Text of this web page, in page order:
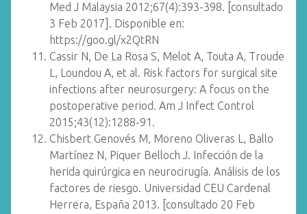
Med J Malaysia 2012;67(4):393-398. [consultado
3 Feb 2017]. Disponible en:
https://goo.gl/x2QtRN
Cassir N, De La Rosa S, Melot A, Touta A, Troude
L, Loundou A, et al. Risk factors for surgical site
infections after neurosurgery: A focus on the
postoperative period. Am J Infect Control
2015;43(12):1288-91.
Chisbert Genovés M, Moreno Oliveras L, Ballo
Martínez N, Piquer Belloch J. Infección de la
herida quirúrgica en neurocirugía. Análisis de los
factores de riesgo. Universidad CEU Cardenal
Herrera, España 2013. [consultado 20 Feb